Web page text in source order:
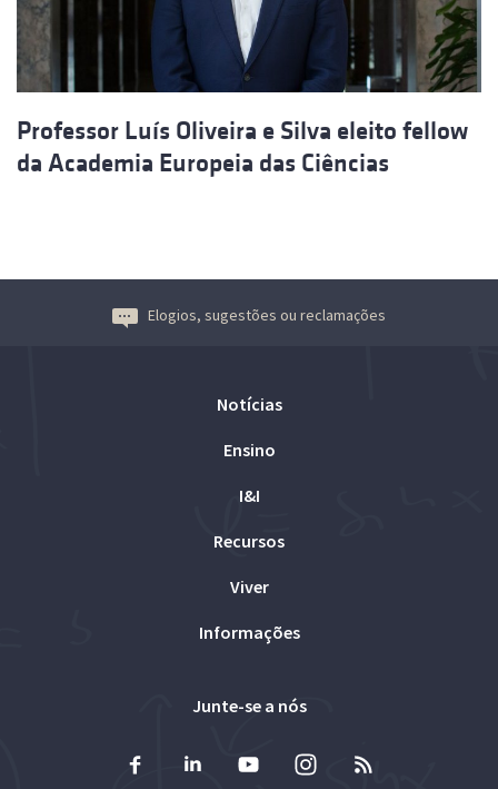
Professor Luís Oliveira e Silva eleito fellow
da Academia Europeia das Ciências
Elogios, sugestões ou reclamações
Notícias
Ensino
I&I
Recursos
Viver
Informações
Junte-se a nós